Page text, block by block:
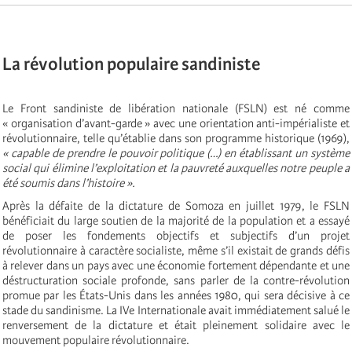
La révolution populaire sandiniste
Le Front sandiniste de libération nationale (FSLN) est né comme
« organisation d’avant-garde » avec une orientation anti-impérialiste et
révolutionnaire, telle qu’établie dans son programme historique (1969),
« capable de prendre le pouvoir politique (…) en établissant un système
social qui élimine l’exploitation et la pauvreté auxquelles notre peuple a
été soumis dans l’histoire ».
Après la défaite de la dictature de Somoza en juillet 1979, le FSLN
bénéficiait du large soutien de la majorité de la population et a essayé
de poser les fondements objectifs et subjectifs d’un projet
révolutionnaire à caractère socialiste, même s’il existait de grands défis
à relever dans un pays avec une économie fortement dépendante et une
déstructuration sociale profonde, sans parler de la contre-révolution
promue par les États-Unis dans les années 1980, qui sera décisive à ce
stade du sandinisme. La IVe Internationale avait immédiatement salué le
renversement de la dictature et était pleinement solidaire avec le
mouvement populaire révolutionnaire.